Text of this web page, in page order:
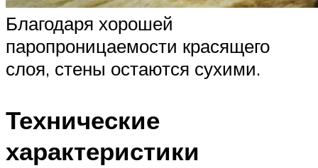
Благодаря хорошей
паропроницаемости красящего
слоя, стены остаются сухими.
Технические
характеристики